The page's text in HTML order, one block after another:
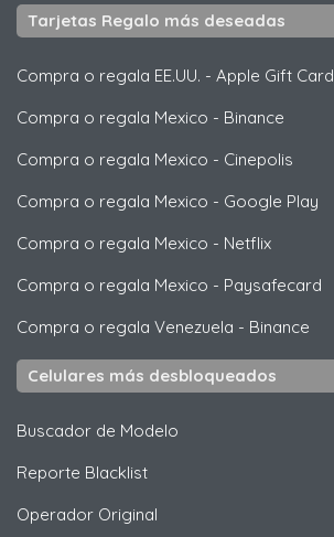
Tarjetas Regalo más deseadas
Compra o regala EE.UU. - Apple Gift Card
Compra o regala Mexico - Binance
Compra o regala Mexico - Cinepolis
Compra o regala Mexico - Google Play
Compra o regala Mexico - Netflix
Compra o regala Mexico - Paysafecard
Compra o regala Venezuela - Binance
Celulares más desbloqueados
Buscador de Modelo
Reporte Blacklist
Operador Original